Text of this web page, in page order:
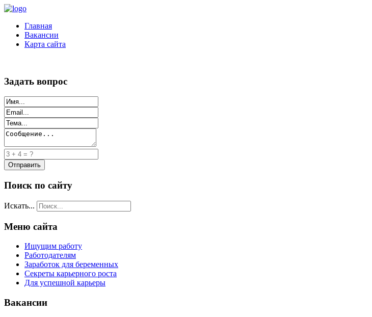
Главная
Вакансии
Карта сайта
Задать вопрос
Поиск по сайту
Искать...
Меню сайта
Ищущим работу
Работодателям
Заработок для беременных
Секреты карьерного роста
Для успешной карьеры
Вакансии